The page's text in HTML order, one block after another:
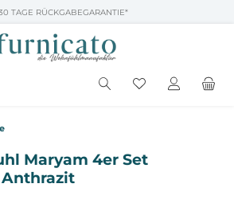
TAGE RÜCKGABEGARANTIE*
Maryam 4er Set